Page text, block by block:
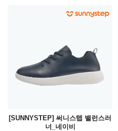
[SUNNYSTEP] 써니스텝 밸런스러
너_네이비